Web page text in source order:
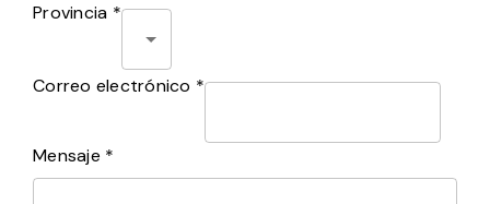
Provincia *
Correo electrónico *
Mensaje *